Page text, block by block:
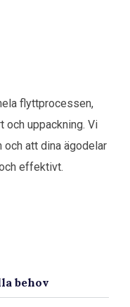
flyttprocessen,
och uppackning. Vi
att dina ägodelar
effektivt.
behov